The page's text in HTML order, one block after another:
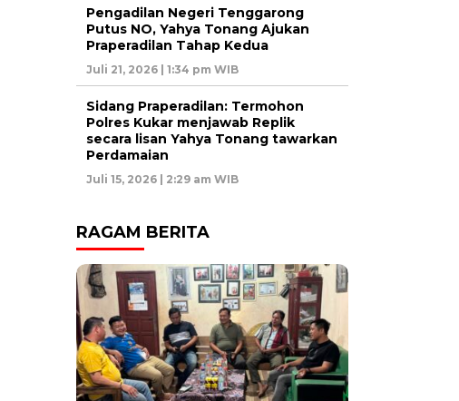
Pengadilan Negeri Tenggarong
Putus NO, Yahya Tonang Ajukan
Praperadilan Tahap Kedua
Juli 21, 2026 | 1:34 pm WIB
Sidang Praperadilan: Termohon
Polres Kukar menjawab Replik
secara lisan Yahya Tonang tawarkan
Perdamaian
Juli 15, 2026 | 2:29 am WIB
RAGAM BERITA